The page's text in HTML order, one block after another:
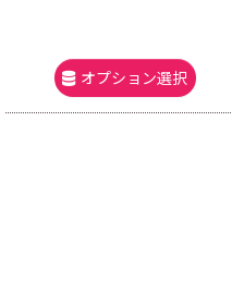
オプション選択